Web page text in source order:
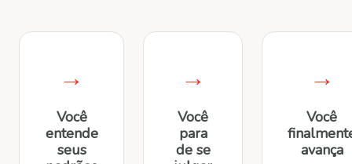
→
Você
entende
seus
→
Você
para
de se
→
Você
avança